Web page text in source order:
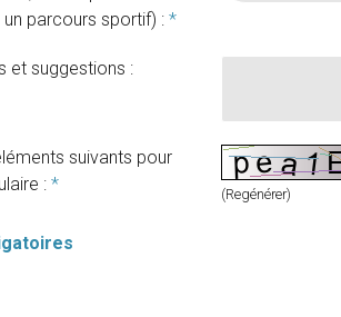
un parcours sportif) : *
et suggestions :
suivants pour
: * (Regénérer)